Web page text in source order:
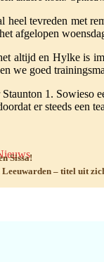
heel tevreden met
afgelopen
altijd en Hylke is
we goed
1. Sowieso
er steeds een
Sissa!
– titel uit